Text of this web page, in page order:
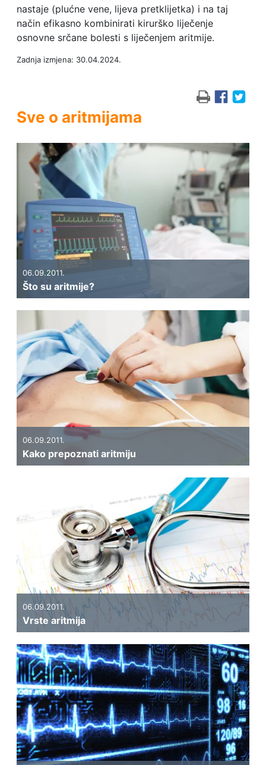
nastaje (plućne vene, lijeva pretklijetka) i na taj
način efikasno kombinirati kirurško liječenje
osnovne srčane bolesti s liječenjem aritmije.
Zadnja izmjena: 30.04.2024.
Sve o aritmijama
06.09.2011.
Što su aritmije?
06.09.2011.
Kako prepoznati aritmiju
06.09.2011.
Vrste aritmija